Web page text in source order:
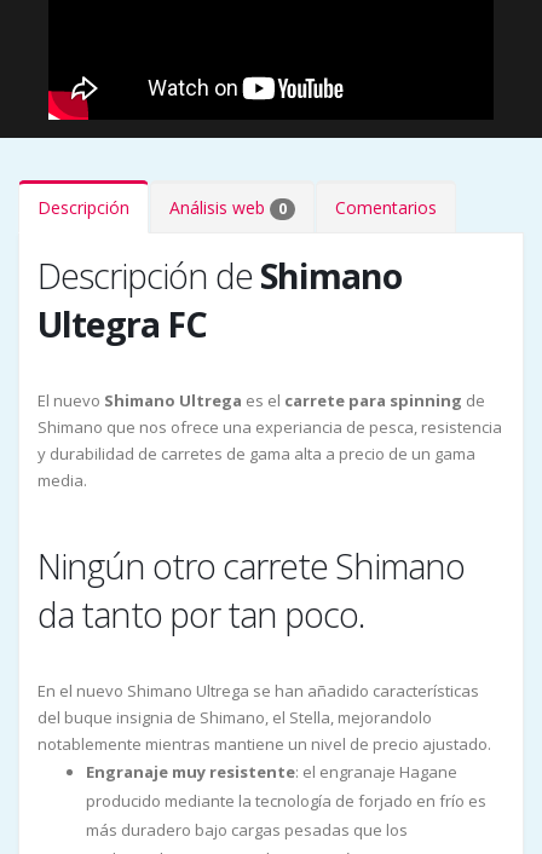
Descripción Análisis web 0 Comentarios
Descripción deShimano
Ultegra FC
El nuevo Shimano Ultrega es el carrete para spinning de
Shimano que nos ofrece una experiancia de pesca, resistencia
y durabilidad de carretes de gama alta a precio de un gama
media.
Ningún otro carrete Shimano
da tanto por tan poco.
En el nuevo Shimano Ultrega se han añadido características
del buque insignia de Shimano, el Stella, mejorandolo
notablemente mientras mantiene un nivel de precio ajustado.
Engranaje muy resistente: el engranaje Hagane
producido mediante la tecnología de forjado en frío es
más duradero bajo cargas pesadas que los